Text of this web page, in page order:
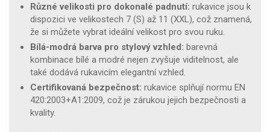
Různé velikosti pro dokonalé padnutí: rukavice jsou k
dispozici ve velikostech 7 (S) až 11 (XXL), což znamená,
že si můžete vybrat ideální velikost pro svou ruku.
Bílá-modrá barva pro stylový vzhled: barevná
kombinace bílé a modré nejen zvyšuje viditelnost, ale
také dodává rukavicím elegantní vzhled.
Certifikovaná bezpečnost: rukavice splňují normu EN
420:2003+A1:2009, což je zárukou jejich bezpečnosti a
kvality.